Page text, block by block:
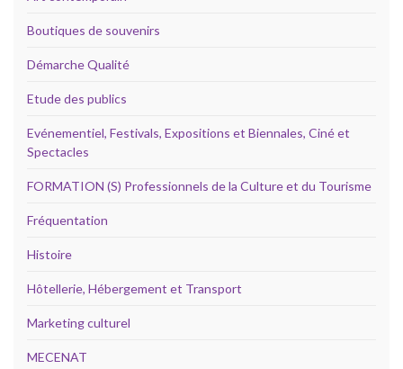
Boutiques de souvenirs
Démarche Qualité
Etude des publics
Evénementiel, Festivals, Expositions et Biennales, Ciné et
Spectacles
FORMATION (S) Professionnels de la Culture et du Tourisme
Fréquentation
Histoire
Hôtellerie, Hébergement et Transport
Marketing culturel
MECENAT